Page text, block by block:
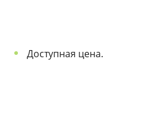
Доступная цена.